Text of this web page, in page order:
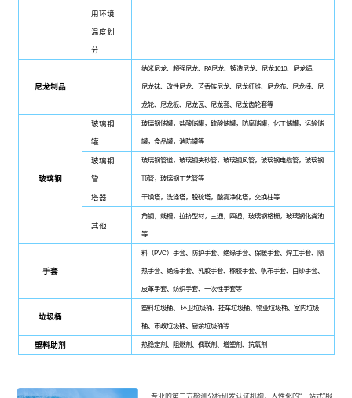
用环境
温度划
分
尼龙制品
纳米尼龙、超强尼龙、PA尼龙、铸造尼龙、尼龙1010、尼龙绳、
尼龙袜、改性尼龙、芳香族尼龙、尼龙纤维、尼龙布、尼龙棒、尼
龙轮、尼龙板、尼龙瓦、尼龙套、尼龙齿轮套等
玻璃钢
玻璃钢
罐
玻璃钢储罐，盐酸储罐，硫酸储罐，防腐储罐，化工储罐，运输储
罐，食品罐，消防罐等
玻璃钢
管
玻璃钢管道，玻璃钢夹砂管，玻璃钢风管，玻璃钢电缆管，玻璃钢
顶管，玻璃钢工艺管等
塔器 干燥塔，洗涤塔，脱硫塔，酸雾净化塔，交换柱等
其他
角钢，线槽，拉挤型材，三通，四通，玻璃钢格栅，玻璃钢化粪池
等
手套
料（PVC）手套、防护手套、绝缘手套、保暖手套、焊工手套、隔
热手套、绝缘手套、乳胶手套、橡胶手套、帆布手套、白纱手套、
皮革手套、纺织手套、一次性手套等
垃圾桶
塑料垃圾桶、 环卫垃圾桶、挂车垃圾桶、物业垃圾桶、室内垃圾
桶、市政垃圾桶、厨余垃圾桶等
塑料助剂 热稳定剂、阻燃剂、偶联剂、增塑剂、抗氧剂
专业的第三方检测分析研发认证机构，人性化的“一站式”服